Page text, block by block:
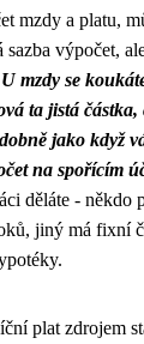
mzdy a platu,
sazba výpočet,
U mzdy se
ta jistá částka,
jako když
na spořícím
děláte - někdo
jiný má fixní
plat zdrojem